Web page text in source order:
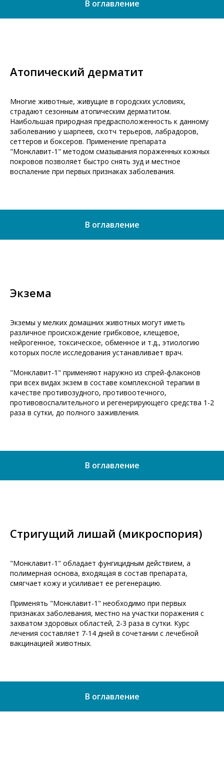
В оглавление
Атопический дерматит
Многие животные, живущие в городских условиях,
страдают сезонным атопическим дерматитом.
Наибольшая природная предрасположенность к данному
заболеванию у шарпеев, скотч терьеров, лабрадоров,
сеттеров и боксеров. Применение препарата
"Монклавит-1" методом смазывания пораженных кожных
покровов позволяет быстро снять зуд и местное
воспаление при первых признаках заболевания.
В оглавление
Экзема
Экземы у мелких домашних животных могут иметь
различное происхождение грибковое, клещевое,
нейрогенное, токсическое, обменное и т.д., этиологию
которых после исследования устанавливает врач.
"Монклавит-1" применяют наружно из спрей-флаконов
при всех видах экзем в составе комплексной терапии в
качестве противозудного, противоотечного,
противовоспалительного и регенерирующего средства 1-2
раза в сутки, до полного заживления.
В оглавление
Стригущий лишай (микроспория)
"Монклавит-1" обладает фунгицидным действием, а
полимерная основа, входящая в состав препарата,
смягчает кожу и усиливает ее регенерацию.
Применять "Монклавит-1" необходимо при первых
признаках заболевания, местно на участки поражения с
захватом здоровых областей, 2-3 раза в сутки. Курс
лечения составляет 7-14 дней в сочетании с лечебной
вакцинацией животных.
В оглавление